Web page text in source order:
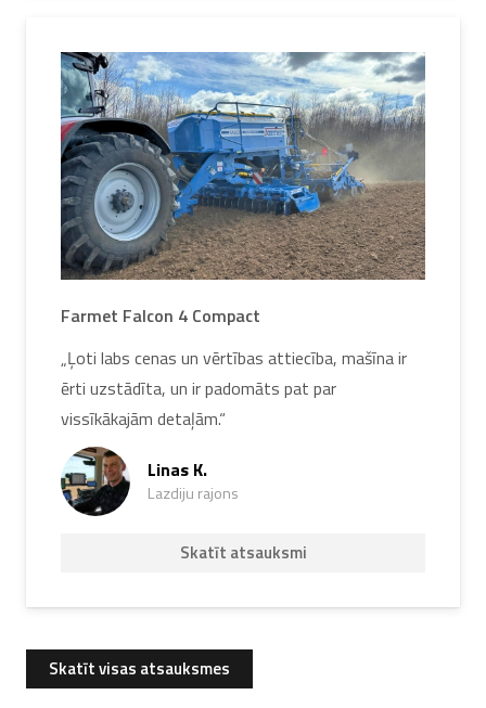
Farmet Falcon 4 Compact
„Ļoti labs cenas un vērtības attiecība, mašīna ir
ērti uzstādīta, un ir padomāts pat par
vissīkākajām detaļām.“
Linas K.
Lazdiju rajons
Skatīt atsauksmi
Skatīt visas atsauksmes